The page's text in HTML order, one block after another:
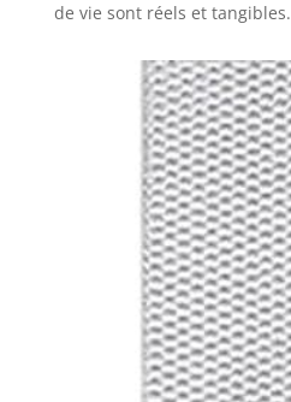
de vie sont réels et tangibles.